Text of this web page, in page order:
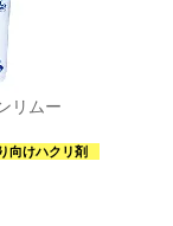
リムー
向けハクリ剤